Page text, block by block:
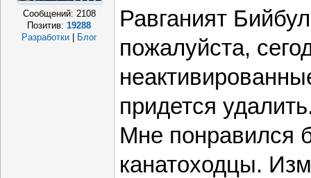
Сообщений: 2108
Позитив:19288
Разработки
Блог
Равганият
пожалуйста,
придется
Мне понравился
канатоходцы.